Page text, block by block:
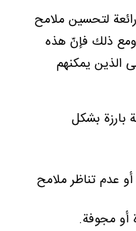
لتحسين ملامح
ذلك فإنّ هذه
الذين يمكنهم
بارزة بشكل
عدم تناظر ملامح
أو مجوفة.